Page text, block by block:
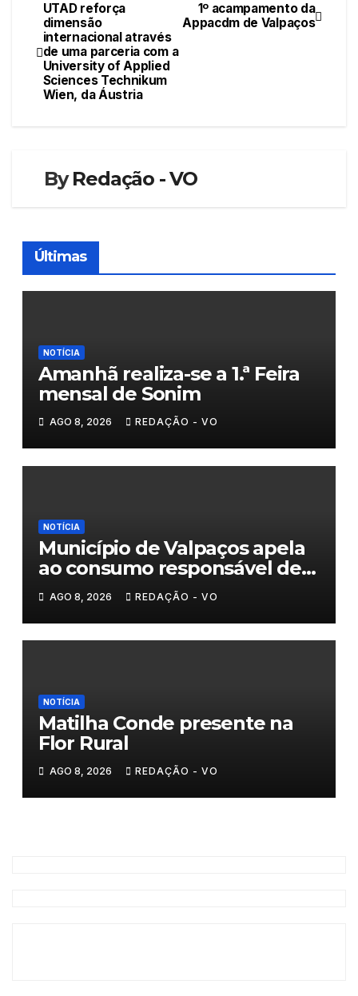
Navegação
de
artigos
1º acampamento da
Appacdm de Valpaços
UTAD reforça
dimensão
internacional através
de uma parceria com a
University of Applied
Sciences Technikum
Wien, da Áustria
ByRedação - VO
Últimas
NOTÍCIA
Amanhã realiza-se a 1.ª Feira
mensal de Sonim
AGO 8, 2026 REDAÇÃO - VO
NOTÍCIA
Município de Valpaços apela
ao consumo responsável de
água
AGO 8, 2026 REDAÇÃO - VO
NOTÍCIA
Matilha Conde presente na
Flor Rural
AGO 8, 2026 REDAÇÃO - VO